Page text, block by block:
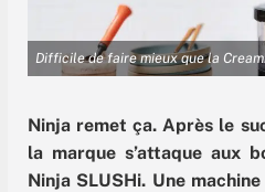
Difficile de faire mieux que la
Ninja remet ça. Après le
la marque s’attaque aux
Ninja SLUSHi. Une